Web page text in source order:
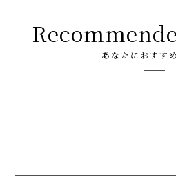
あなたにおすす